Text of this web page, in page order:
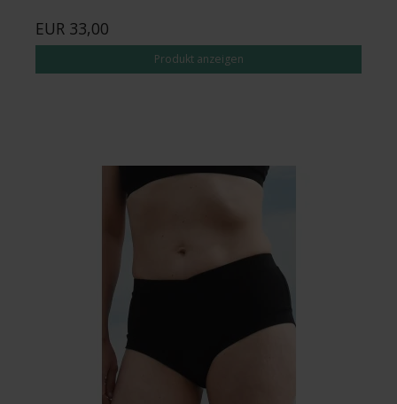
EUR 33,00
Produkt anzeigen